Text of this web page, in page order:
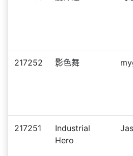
217252 影色舞
217251
Industrial
Hero